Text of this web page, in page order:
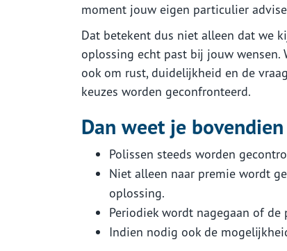
moment jouw eigen particulier
Dat betekent dus niet alleen dat we
oplossing echt past bij jouw
ook om rust, duidelijkheid en de
keuzes worden geconfronteerd.
Dan weet je
Polissen steeds worden
Niet alleen naar premie wordt
oplossing.
Periodiek wordt nagegaan of
Indien nodig ook de